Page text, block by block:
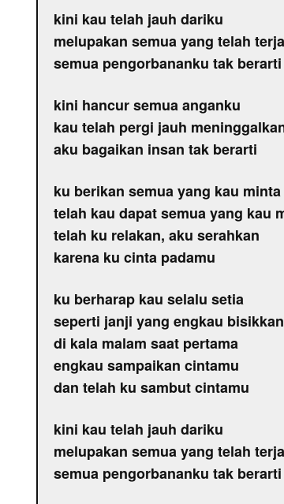
kini kau telah jauh dariku
melupakan semua yang telah
semua pengorbananku tak berarti
kini hancur semua anganku
kau telah pergi jauh
aku bagaikan insan tak berarti
ku berikan semua yang kau minta
telah kau dapat semua yang kau
telah ku relakan, aku serahkan
karena ku cinta padamu
ku berharap kau selalu setia
seperti janji yang engkau bisikkan
di kala malam saat pertama
engkau sampaikan cintamu
dan telah ku sambut cintamu
kini kau telah jauh dariku
melupakan semua yang telah
semua pengorbananku tak berarti